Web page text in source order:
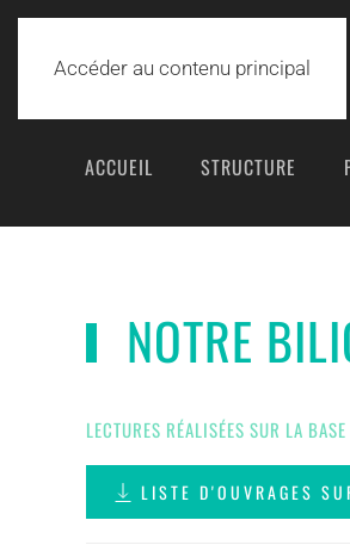
Accéder au contenu principal
ACCUEIL STRUCTURE
NOTRE
LECTURES RÉALISÉES SUR LA
LISTE D'OUVRAGES